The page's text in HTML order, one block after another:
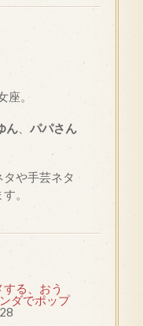
座。
ん、 パパさん
や手芸ネタ
。
る、おう
ダでポップ